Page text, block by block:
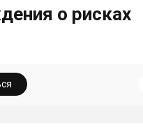
о рисках